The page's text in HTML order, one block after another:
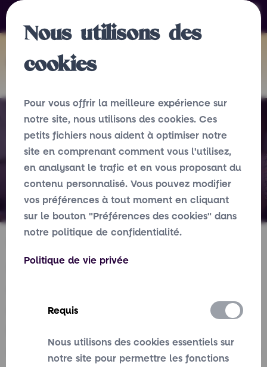
Je connais une survivante
Accueil
Les violences sexuelles
Je connais une survivante
Soutien aux proches
Si un.e proche a vécu de la violence
sont là pour vous écouter et vous guider.
soutenir une survivante avec bienveillance
Nous utilisons des
cookies
Pour vous offrir la meilleure expérience sur
notre site, nous utilisons des cookies. Ces
petits fichiers nous aident à optimiser notre
site en comprenant comment vous l'utilisez,
en analysant le trafic et en vous proposant du
contenu personnalisé. Vous pouvez modifier
vos préférences à tout moment en cliquant
sur le bouton "Préférences des cookies" dans
notre politique de confidentialité.
Politique de vie privée
Requis
Nous utilisons des cookies essentiels sur
notre site pour permettre les fonctions